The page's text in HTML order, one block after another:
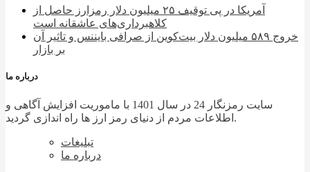
آمریکا در پی توقیف ۲۵ میلیون دلار رمزارز حاصل از
کلاهبرداری‌های عاشقانه است
خروج ۵۸۹ میلیون دلار بیت‌کوین از صرافی بایننس و تاثیر آن
بر بازار
درباره ما
سایت رمزنگار 24 در سال 1401 با ماموریت افزایش آگاهی و
اطلاعات مردم از دنیای رمز ارز ها راه اندازی گردید.
تبلیغات
درباره ما